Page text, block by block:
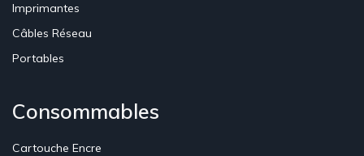
Imprimantes
Câbles Réseau
Portables
Consommables
Cartouche Encre